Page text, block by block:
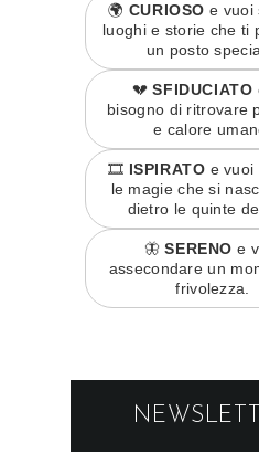
🌍 CURIOSO e vuoi
luoghi e storie che ti
un posto
💔SFIDUCIATO
bisogno di ritrovare
e calore
🎞️ ISPIRATO e vuoi
le magie che si
dietro le quinte
🦋SERENO e
assecondare un
frivolezza.